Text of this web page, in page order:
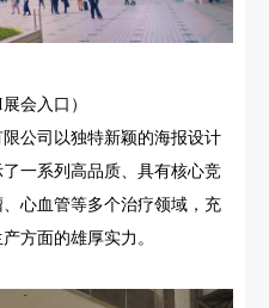
会入口）
公司以独特新颖的海报设计
一系列高品质、具有核心竞
心血管等多个治疗领域，充
方面的雄厚实力。